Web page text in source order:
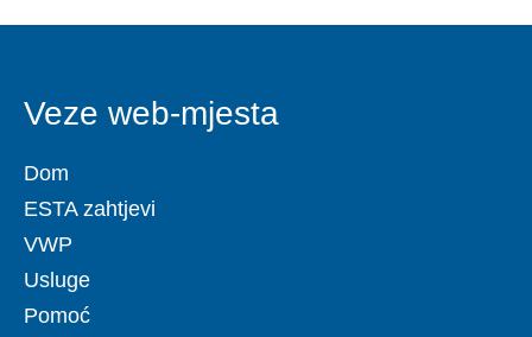
Veze web-mjesta
Dom
ESTA zahtjevi
VWP
Usluge
Pomoć